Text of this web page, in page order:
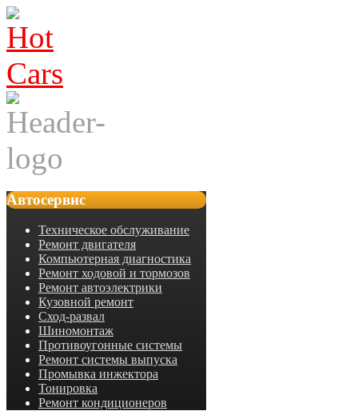
Автосервис
Техническое обслуживание
Ремонт двигателя
Компьютерная диагностика
Ремонт ходовой и тормозов
Ремонт автоэлектрики
Кузовной ремонт
Сход-развал
Шиномонтаж
Противоугонные системы
Ремонт системы выпуска
Промывка инжектора
Тонировка
Ремонт кондиционеров